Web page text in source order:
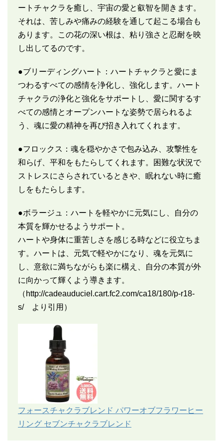
ートチャクラを癒し、宇宙の愛と叡智を開きます。
それは、苦しみや痛みの経験を通して起こる場合も
あります。この花の深い根は、粘り強さと忍耐を映
し出してるのです。
●ブリーディングハート：ハートチャクラと愛にま
つわるすべての感情を浄化し、強化します。ハート
チャクラの浄化と強化をサポートし、愛に関するす
べての感情とオープンハートな姿勢で居られるよ
う、魂に愛の精神を再び招き入れてくれます。
●フロックス：魂を穏やかさで包み込み、攻撃性を
和らげ、平和をもたらしてくれます。困難な状況で
ストレスにさらされているときや、眠れない時に癒
しをもたらします。
●ボラージュ：ハートを軽やかに元気にし、自分の
本質を輝かせるようサポート。
ハートや身体に重苦しさを感じる時などに役立ちま
す。ハートは、元気で軽やかになり、魂を元気に
し、意欲に満ちながらも楽に構え、自分の本質が外
に向かって輝くよう導きます。
（ http://cadeauduciel.cart.fc2.com/ca18/180/p-r18-
s/より引用）
フォースチャクラブレンド パワーオブフラワーヒー
リング セブンチャクラブレンド